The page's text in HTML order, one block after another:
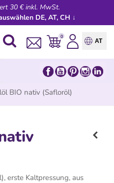
30 € inkl. MwSt.
DE, AT, CH ↓
0
AT
BIO nativ (Safloröl)
erste Kaltpressung, aus